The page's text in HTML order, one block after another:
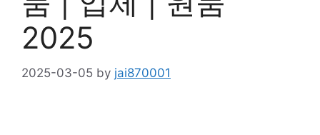
2025
2025-03-05 by jai870001